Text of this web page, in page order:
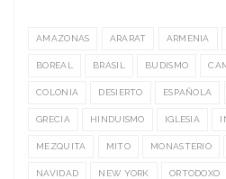
AMAZONAS ARARAT ARMENIA
BOREAL BRASIL BUDISMO
COLONIA DESIERTO ESPAÑOLA
GRECIA HINDUISMO IGLESIA
MEZQUITA MITO MONASTERIO
NAVIDAD NEW YORK ORTODOXO